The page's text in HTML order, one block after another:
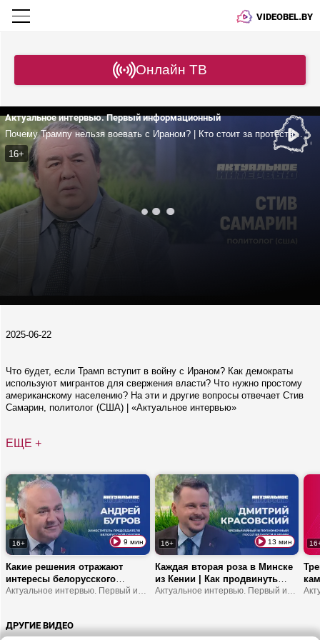
VIDEOBEL.BY
Онлайн ТВ
Актуальное интервью. Первый информационный
Почему Трампу нельзя воевать с Ираном? | Кто стоит за протестами в Лос-Анджелесе? | Что угрожает американскому обществу?
16+
2025-06-22
Что будет, если Трамп вступит в войну с Ираном? Как демократы
используют мигрантов для свержения власти? Что нужно простому
американскому населению? На эти и другие вопросы отвечает Стив
Самарин, политолог (США) | «Актуальное интервью»
ЕЩЕ +
16+ 9 мин
Какие решения отражают
интересы белорусского
народа? | Что устанавливает
ответственность делегатов
16+ 13 мин
Каждая вторая роза в Минске
из Кении | Как продвинуть
туда молочку? | В Африке
ДРУГИЕ ВИДЕО